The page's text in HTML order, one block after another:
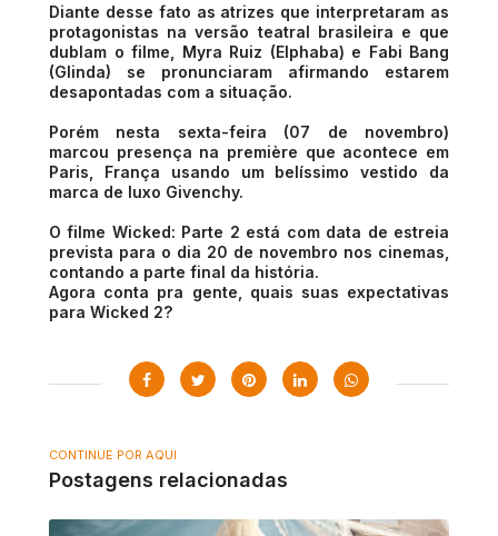
Diante desse fato as atrizes que interpretaram as
protagonistas na versão teatral brasileira e que
dublam o filme, Myra Ruiz (Elphaba) e Fabi Bang
(Glinda) se pronunciaram afirmando estarem
desapontadas com a situação.
Porém nesta sexta-feira (07 de novembro)
marcou presença na première que acontece em
Paris, França usando um belíssimo vestido da
marca de luxo Givenchy.
O filme Wicked: Parte 2 está com data de estreia
prevista para o dia 20 de novembro nos cinemas,
contando a parte final da história.
Agora conta pra gente, quais suas expectativas
para Wicked 2?
CONTINUE POR AQUI
Postagens relacionadas